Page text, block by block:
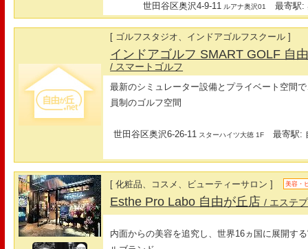
世田谷区奥沢4-9-11 ルアナ奥沢01 最寄駅:
[ ゴルフスタジオ、インドアゴルフスクール ]
インドアゴルフ SMART GOLF 自
/ スマートゴルフ
最新のシミュレーター設備とプライベート空間
員制のゴルフ空間
世田谷区奥沢6-26-11 スターハイツ大徳 1F 最寄駅:
[ 化粧品、コスメ、ビューティーサロン ] 美容・
Esthe Pro Labo 自由が丘店/ エステ
内面からの美容を追究し、世界16ヵ国に展開す